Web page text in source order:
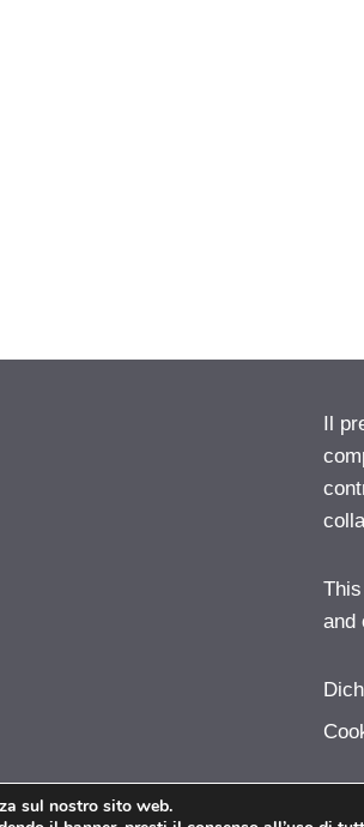
Il
and
sul nostro sito web.